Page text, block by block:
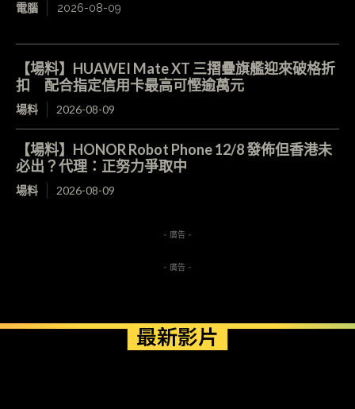
電腦 2026-08-09
【場料】HUAWEI Mate XT 三摺疊旗艦迎來破格折
扣 配合指定信用卡最高可慳逾萬元
場料 2026-08-09
【場料】HONOR Robot Phone 12/8 發佈但香港未
必出？代理：正努力爭取中
場料 2026-08-09
- 廣告 -
- 廣告 -
最新影片